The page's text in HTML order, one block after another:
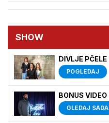
SHOW
DIVLJE PČELE
POGLEDAJ
BONUS VIDEO
GLEDAJ SADA